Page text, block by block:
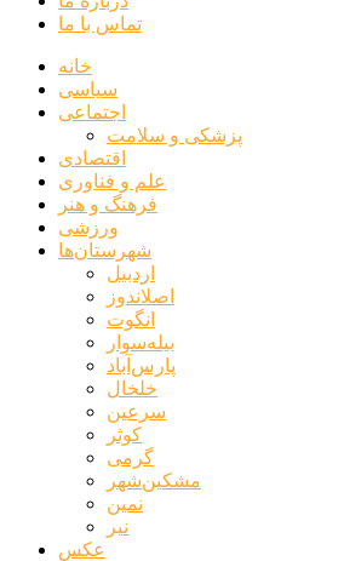
تماس با ما
خانه
سیاسی
اجتماعی
پزشکی و سلامت
اقتصادی
علم و فناوری
فرهنگ و هنر
ورزشی
شهرستان‌ها
اردبیل
اصلاندوز
انگوت
بیله‌سوار
پارس‌آباد
خلخال
سرعین
کوثر
گرمی
مشکین‌شهر
نمین
نیر
عکس